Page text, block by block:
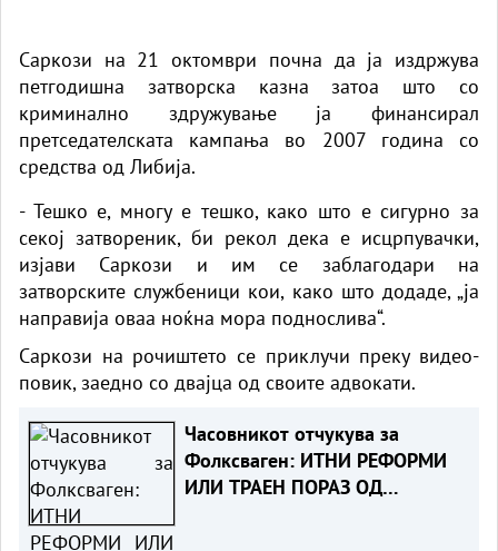
Саркози на 21 октомври почна да ја издржува
петгодишна затворска казна затоа што со
криминално здружување ја финансирал
претседателската кампања во 2007 година со
средства од Либија.
- Тешко е, многу е тешко, како што е сигурно за
секој затвореник, би рекол дека е исцрпувачки,
изјави Саркози и им се заблагодари на
затворските службеници кои, како што додаде, „ја
направија оваа ноќна мора поднослива“.
Саркози на рочиштето се приклучи преку видео-
повик, заедно со двајца од своите адвокати.
Часовникот отчукува за
Фолксваген: ИТНИ РЕФОРМИ
ИЛИ ТРАЕН ПОРАЗ ОД